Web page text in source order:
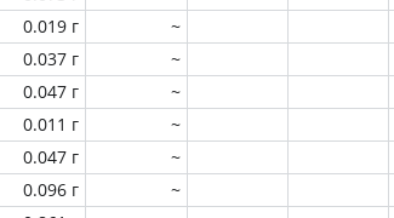
0.019 г
~
0.037 г
~
0.047 г
~
0.011 г
~
0.047 г
~
0.096 г ~